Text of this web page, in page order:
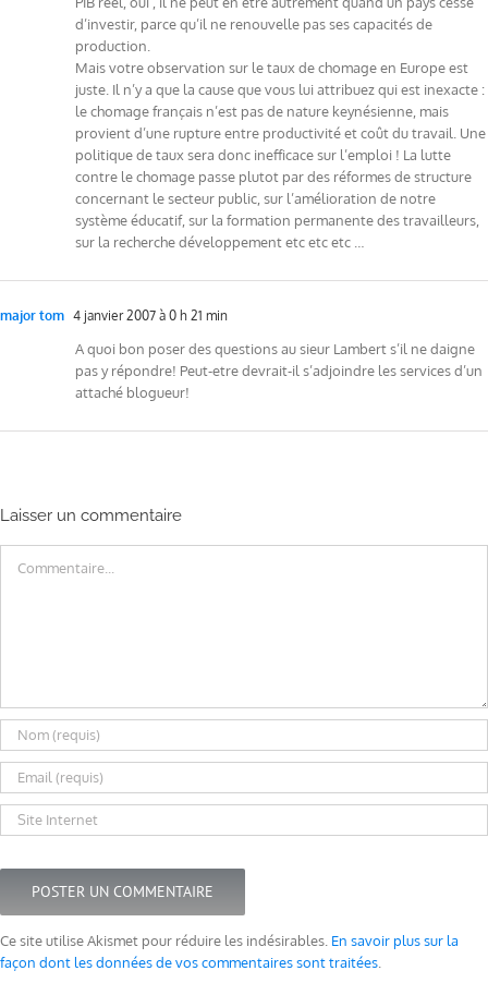
d’investir, parce qu’il ne renouvelle pas ses capacités de
production.
Mais votre observation sur le taux de chomage en Europe est
juste. Il n’y a que la cause que vous lui attribuez qui est inexacte :
le chomage français n’est pas de nature keynésienne, mais
provient d’une rupture entre productivité et coût du travail. Une
politique de taux sera donc inefficace sur l’emploi ! La lutte
contre le chomage passe plutot par des réformes de structure
concernant le secteur public, sur l’amélioration de notre
système éducatif, sur la formation permanente des travailleurs,
sur la recherche développement etc etc etc …
major tom 4 janvier 2007 à 0 h 21 min
A quoi bon poser des questions au sieur Lambert s’il ne daigne
pas y répondre! Peut-etre devrait-il s’adjoindre les services d’un
attaché blogueur!
Laisser un commentaire
Ce site utilise Akismet pour réduire les indésirables. En savoir plus sur la
façon dont les données de vos commentaires sont traitées